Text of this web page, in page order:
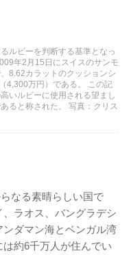
ルビーを判断する基準となっ
年2月15日にスイスのサンモ
8.62カラットのクッションシ
4,300万円）である。 この記
いルビーに使用される望まし
ると称された。 写真：クリス
なる素晴らしい国で
ラオス、バングラデシ
ンダマン海とベンガル湾
約6千万人が住んでい